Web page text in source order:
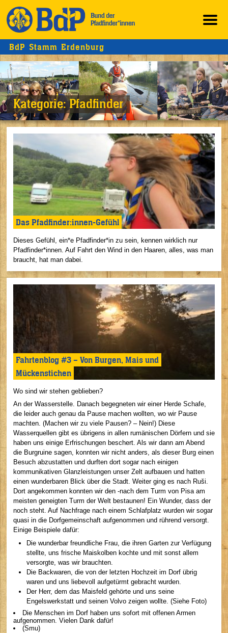
BdP Stamm Erdenburg
Kategorie:Pfadfinder
Das Pfadfinder:innen-Gefühl
Dieses Gefühl, ein*e Pfadfinder*in zu sein, kennen wirklich nur
Pfadfinder*innen. Auf Fahrt den Wind in den Haaren, alles, was man
braucht, hat man dabei.
Fahrtenblog #3 – Von Burgen, Mais und
Mückenstichen
Wo sind wir stehen geblieben?
An der Wasserstelle. Danach begegneten wir einer Herde Schafe,
die leider auch genau da Pause machen wollten, wo wir Pause
machten. (Machen wir zu viele Pausen? – Nein!) Diese
Wasserquellen gibt es übrigens in allen rumänischen Dörfern und sie
haben uns einige Erfrischungen beschert. Als wir dann am Abend
die Burgruine sagen, konnten wir nicht anders, als dieser Burg einen
Besuch abzustatten und durften dort sogar nach einigen
kommunikativen Glanzleistungen unser Zelt aufbauen und hatten
einen wunderbaren Blick über die Stadt. Weiter ging es nach Ruši.
Dort angekommen konnten wir den -nach dem Turm von Pisa am
meisten geneigten Turm der Welt bestaunen! Ein Wunder, dass der
noch steht. Auf Nachfrage nach einem Schlafplatz wurden wir sogar
quasi in die Dorfgemeinschaft aufgenommen und rührend versorgt.
Einige Beispiele dafür:
Die wunderbar freundliche Frau, die ihren Garten zur Verfügung
stellte, uns frische Maiskolben kochte und mit sonst allem
versorgte, was wir brauchten.
Die Backwaren, die von der letzten Hochzeit im Dorf übrig
waren und uns liebevoll aufgetürmt gebracht wurden.
Der Herr, dem das Maisfeld gehörte und uns seine
Engelswerkstatt und seinen Volvo zeigen wollte. (Siehe Foto)
Die Menschen im Dorf haben uns sofort mit offenen Armen
aufgenommen. Vielen Dank dafür!
(Smu)